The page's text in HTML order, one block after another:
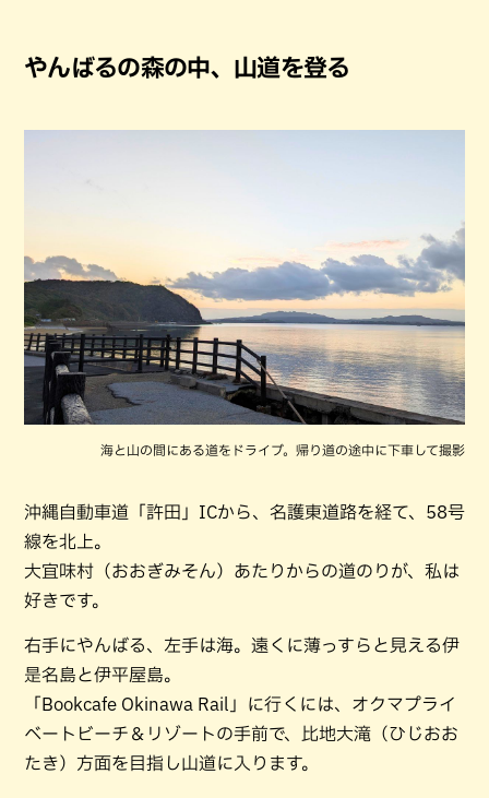
やんばるの森の中、山道を登る
海と山の間にある道をドライブ。帰り道の途中に下車して撮影
沖縄自動車道「許田」ICから、名護東道路を経て、58号
線を北上。
大宜味村（おおぎみそん）あたりからの道のりが、私は
好きです。
右手にやんばる、左手は海。遠くに薄っすらと見える伊
是名島と伊平屋島。
「Bookcafe Okinawa Rail」に行くには、オクマプライ
ベートビーチ＆リゾートの手前で、比地大滝（ひじおお
たき）方面を目指し山道に入ります。